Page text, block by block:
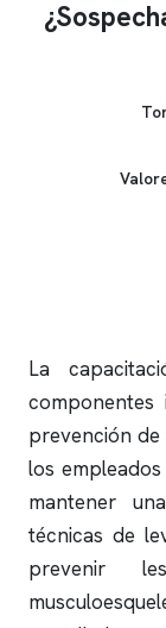
La
prevención
los
mantener
técnicas de
prevenir